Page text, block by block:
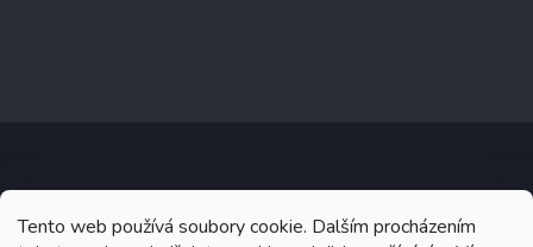
Tento web používá soubory cookie. Dalším procházením
Copyright 2026 Stonebridge . Všechna práva vyhrazena. Upravit
nastavení cookies